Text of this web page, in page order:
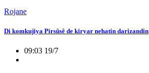
Rojane
Di komkujiya Pirsûsê de kiryar nehatin darizandin
09:03 19/7